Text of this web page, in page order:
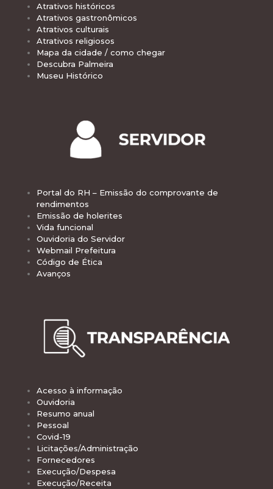
Atrativos históricos
Atrativos gastronômicos
Atrativos culturais
Atrativos religiosos
Mapa da cidade / como chegar
Descubra Palmeira
Museu Histórico
Portal do RH – Emissão do comprovante de
rendimentos
Emissão de holerites
Vida funcional
Ouvidoria do Servidor
Webmail Prefeitura
Código de Ética
Avanços
Acesso à informação
Ouvidoria
Resumo anual
Pessoal
Covid-19
Licitações/Administração
Fornecedores
Execução/Despesa
Execução/Receita